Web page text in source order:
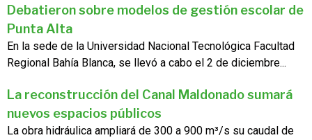
Debatieron sobre modelos de gestión escolar de
Punta Alta
En la sede de la Universidad Nacional Tecnológica Facultad
Regional Bahía Blanca, se llevó a cabo el 2 de diciembre...
La reconstrucción del Canal Maldonado sumará
nuevos espacios públicos
La obra hidráulica ampliará de 300 a 900 m³/s su caudal de